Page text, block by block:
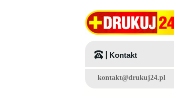
Kontakt
kontakt@drukuj24.pl